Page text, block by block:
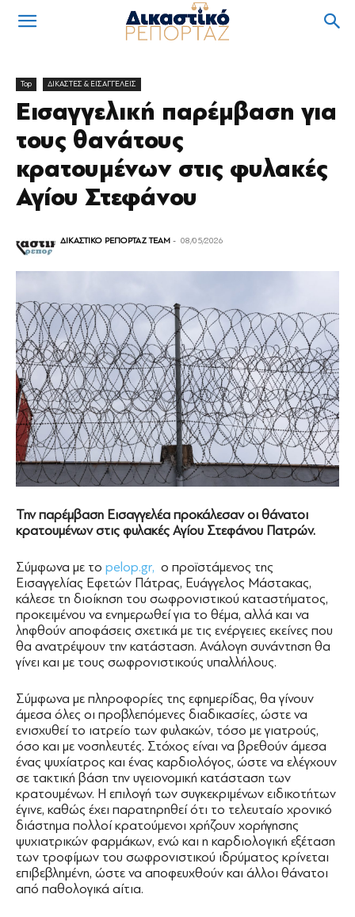
Top ΔΙΚΑΣΤΕΣ & ΕΙΣΑΓΓΕΛΕΙΣ
Εισαγγελική παρέμβαση για
τους θανάτους
κρατουμένων στις φυλακές
Αγίου Στεφάνου
ΔΙΚΑΣΤΙΚΟ ΡΕΠΟΡΤΑΖ TEAM - 08/05/2026
Την παρέμβαση Εισαγγελέα προκάλεσαν οι θάνατοι
κρατουμένων στις φυλακές Αγίου Στεφάνου Πατρών.
Σύμφωνα με το pelop.gr, ο προϊστάμενος της
Εισαγγελίας Εφετών Πάτρας, Ευάγγελος Μάστακας,
κάλεσε τη διοίκηση του σωφρονιστικού καταστήματος,
προκειμένου να ενημερωθεί για το θέμα, αλλά και να
ληφθούν αποφάσεις σχετικά με τις ενέργειες εκείνες που
θα ανατρέψουν την κατάσταση. Ανάλογη συνάντηση θα
γίνει και με τους σωφρονιστικούς υπαλλήλους.
Σύμφωνα με πληροφορίες της εφημερίδας, θα γίνουν
άμεσα όλες οι προβλεπόμενες διαδικασίες, ώστε να
ενισχυθεί το ιατρείο των φυλακών, τόσο με γιατρούς,
όσο και με νοσηλευτές. Στόχος είναι να βρεθούν άμεσα
ένας ψυχίατρος και ένας καρδιολόγος, ώστε να ελέγχουν
σε τακτική βάση την υγειονομική κατάσταση των
κρατουμένων. Η επιλογή των συγκεκριμένων ειδικοτήτων
έγινε, καθώς έχει παρατηρηθεί ότι το τελευταίο χρονικό
διάστημα πολλοί κρατούμενοι χρήζουν χορήγησης
ψυχιατρικών φαρμάκων, ενώ και η καρδιολογική εξέταση
των τροφίμων του σωφρονιστικού ιδρύματος κρίνεται
επιβεβλημένη, ώστε να αποφευχθούν και άλλοι θάνατοι
από παθολογικά αίτια.